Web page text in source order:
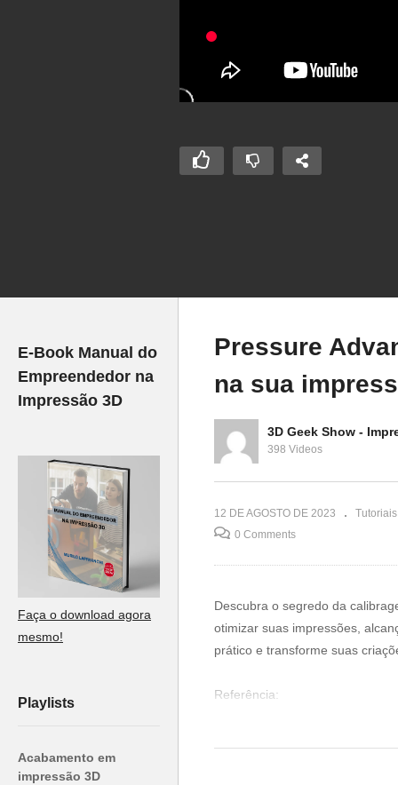
Transforme QUALQUER
E-Book Manual do
Empreendedor na
Impressão 3D
Faça o download agora
mesmo!
Playlists
Acabamento em
impressão 3D
Pressure
na sua
3D Geek Show -
398 Videos
12 DE AGOSTO DE 2023 Tutoriais
0 Comments
Descubra o segredo da
otimizar suas impressões,
prático e transforme suas
Referência: